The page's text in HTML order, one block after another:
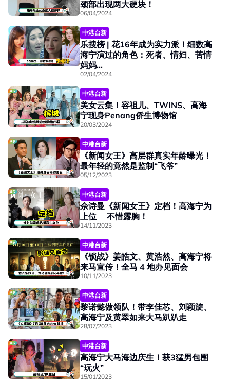
颈部出现两大硬块！
06/04/2024
中港台新
乐搜榜 | 花16年成为实力派！细数高
海宁演过的角色：死者、情妇、苦情
妈妈...
02/04/2024
中港台新
美女云集！容祖儿、TWINS、高海
宁现身Penang侨生博物馆
20/03/2024
中港台新
《新闻女王》高层群真实年龄曝光！
最年轻的竟然是监制“飞爷”
05/12/2023
中港台新
佘诗曼《新闻女王》定档！高海宁为
上位 不惜露胸！
14/11/2023
中港台新
《锁战》姜皓文、黄浩然、高海宁将
来马宣传！全马 4 地办见面会
10/11/2023
中港台新
黎诺懿做领队！带李佳芯、刘颖旋、
高海宁及黄翠如来大马趴趴走
28/07/2023
中港台新
高海宁大马海边庆生！获3猛男包围
“玩火”
15/01/2023